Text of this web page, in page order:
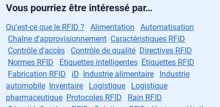
Vous pourriez être intéressé par…
Qu'est-ce que le RFID ? Alimentation
Automatisation
Chaîne d'approvisionnement Caractéristiques RFID
Contrôle d'accès
Contrôle de qualité Directives RFID
Normes RFID
Étiquettes intelligentes Étiquettes RFID
Fabrication RFID
iD Industrie alimentaire
Industrie
automobile
Inventaire Logistique
Logistique
pharmaceutique Protocoles RFID
Rain RFID